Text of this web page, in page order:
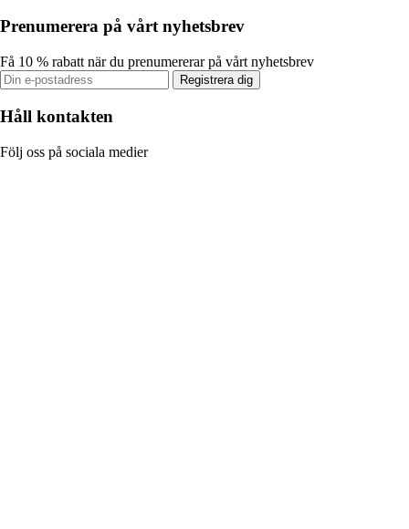
Prenumerera på vårt nyhetsbrev
Få 10 % rabatt när du prenumererar på vårt nyhetsbrev
Registrera dig
Håll kontakten
Följ oss på sociala medier